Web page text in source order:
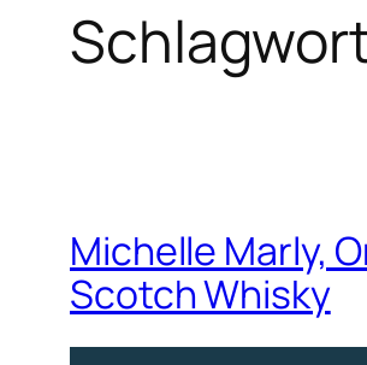
Michelle Marly,
Scotch Whisky